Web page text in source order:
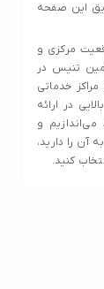
این صفحه
مرکزی و
تنیس در
خدماتی
در ارائه
و
را دارید،